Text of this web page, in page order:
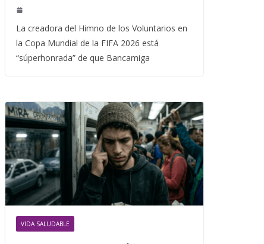
La creadora del Himno de los Voluntarios en
la Copa Mundial de la FIFA 2026 está
“súperhonrada” de que Bancamiga
VIDA SALUDABLE